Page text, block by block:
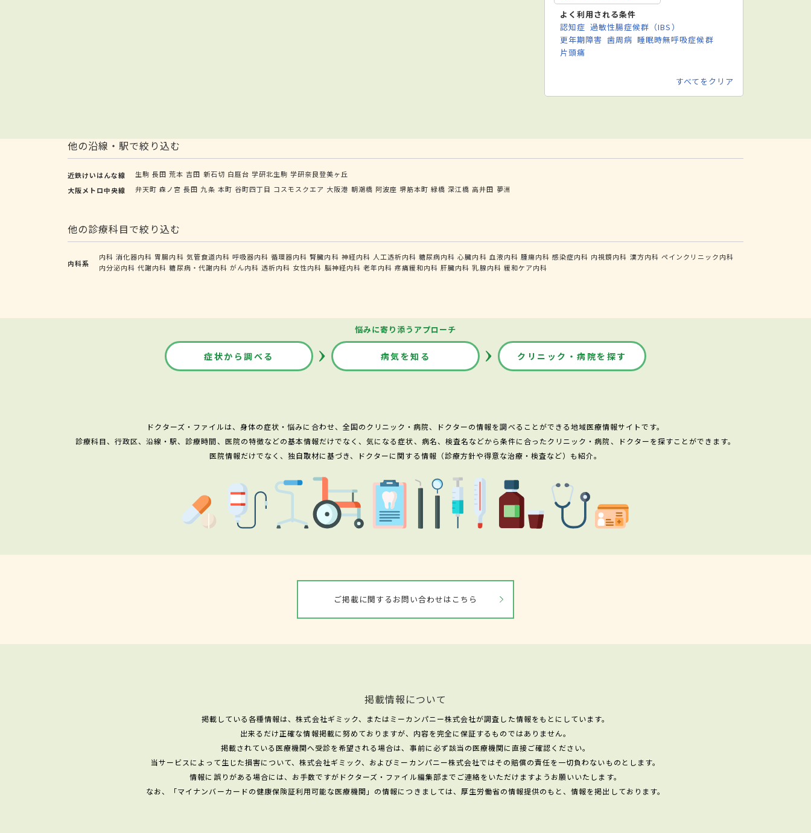
よく利用される条件
認知症 過敏性腸症候群（IBS）
更年期障害 歯周病 睡眠時無呼吸症候群
片頭痛
すべてをクリア
他の沿線・駅で絞り込む
近鉄けいはんな線 生駒 長田 荒本 吉田 新石切 白庭台 学研北生駒 学研奈良登美ヶ丘
大阪メトロ中央線
弁天町 森ノ宮 長田 九条 本町 谷町四丁目 コスモスクエア 大阪港 朝潮橋 阿波座 堺筋本町 緑橋 深江橋 高井田 夢洲
他の診療科目で絞り込む
内科系
内科 消化器内科 胃腸内科 気管食道内科 呼吸器内科 循環器内科 腎臓内科 神経内科 人工透析内科 糖尿病内科 心臓内科 血液内科 腫瘍内科 感染症内科 内視鏡内科 漢方内科 ペインクリニック内科
内分泌内科 代謝内科 糖尿病・代謝内科 がん内科 透析内科 女性内科 脳神経内科 老年内科 疼痛緩和内科 肝臓内科 乳腺内科 緩和ケア内科
悩みに寄り添うアプローチ
症状から調べる 病気を知る クリニック・病院を探す
ドクターズ・ファイルは、身体の症状・悩みに合わせ、全国のクリニック・病院、ドクターの情報を調べることができる地域医療情報サイトです。
診療科目、行政区、沿線・駅、診療時間、医院の特徴などの基本情報だけでなく、気になる症状、病名、検査名などから条件に合ったクリニック・病院、ドクターを探すことができます。
医院情報だけでなく、独自取材に基づき、ドクターに関する情報（診療方針や得意な治療・検査など）も紹介。
ご掲載に関するお問い合わせはこちら
掲載情報について
掲載している各種情報は、株式会社ギミック、またはミーカンパニー株式会社が調査した情報をもとにしています。
出来るだけ正確な情報掲載に努めておりますが、内容を完全に保証するものではありません。
掲載されている医療機関へ受診を希望される場合は、事前に必ず該当の医療機関に直接ご確認ください。
当サービスによって生じた損害について、株式会社ギミック、およびミーカンパニー株式会社ではその賠償の責任を一切負わないものとします。
情報に誤りがある場合には、お手数ですがドクターズ・ファイル編集部までご連絡をいただけますようお願いいたします。
なお、「マイナンバーカードの健康保険証利用可能な医療機関」の情報につきましては、厚生労働省の情報提供のもと、情報を掲出しております。